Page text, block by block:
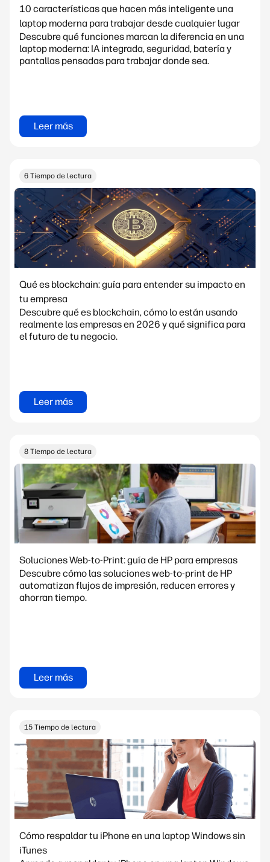
10 características que hacen más inteligente una
laptop moderna para trabajar desde cualquier lugar
Descubre qué funciones marcan la diferencia en una
laptop moderna: IA integrada, seguridad, batería y
pantallas pensadas para trabajar donde sea.
Leer más
6 Tiempo de lectura
Qué es blockchain: guía para entender su impacto en
tu empresa
Descubre qué es blockchain, cómo lo están usando
realmente las empresas en 2026 y qué significa para
el futuro de tu negocio.
Leer más
8 Tiempo de lectura
Soluciones Web-to-Print: guía de HP para empresas
Descubre cómo las soluciones web-to-print de HP
automatizan flujos de impresión, reducen errores y
ahorran tiempo.
Leer más
15 Tiempo de lectura
Cómo respaldar tu iPhone en una laptop Windows sin
iTunes